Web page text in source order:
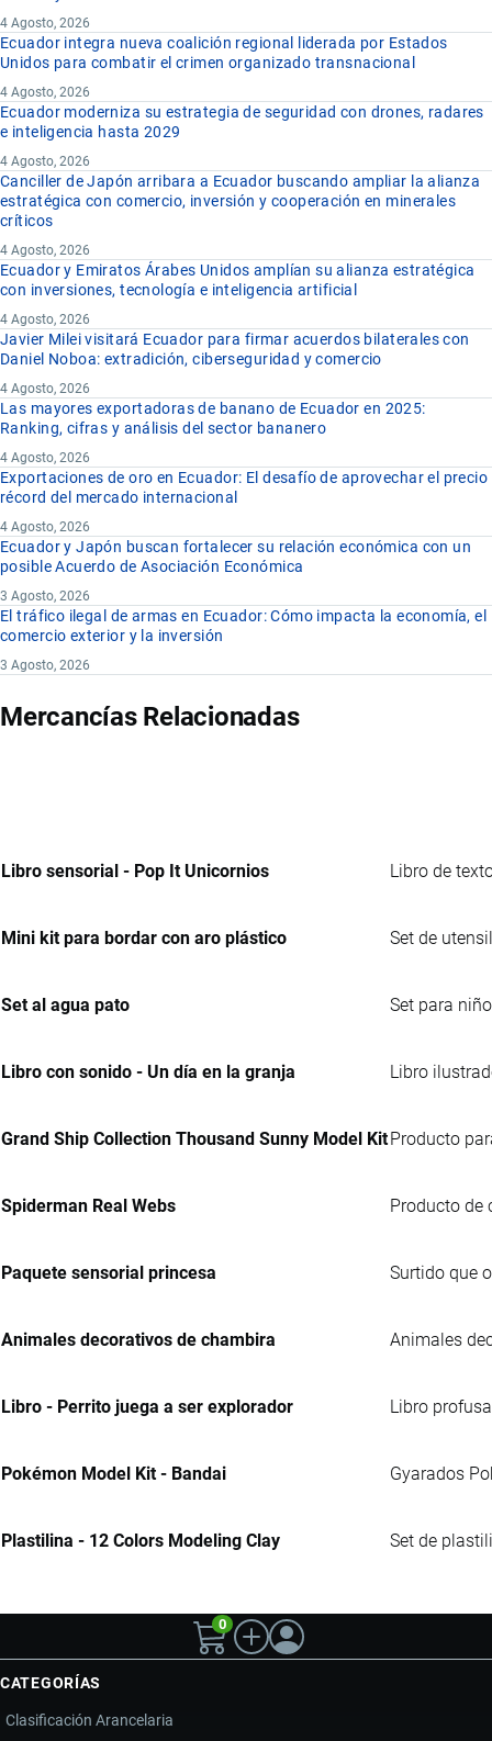
4 Agosto, 2026
Ecuador integra nueva coalición regional liderada por Estados
Unidos para combatir el crimen organizado transnacional
4 Agosto, 2026
Ecuador moderniza su estrategia de seguridad con drones, radares
e inteligencia hasta 2029
4 Agosto, 2026
Canciller de Japón arribara a Ecuador buscando ampliar la alianza
estratégica con comercio, inversión y cooperación en minerales
críticos
4 Agosto, 2026
Ecuador y Emiratos Árabes Unidos amplían su alianza estratégica
con inversiones, tecnología e inteligencia artificial
4 Agosto, 2026
Javier Milei visitará Ecuador para firmar acuerdos bilaterales con
Daniel Noboa: extradición, ciberseguridad y comercio
4 Agosto, 2026
Las mayores exportadoras de banano de Ecuador en 2025:
Ranking, cifras y análisis del sector bananero
4 Agosto, 2026
Exportaciones de oro en Ecuador: El desafío de aprovechar el precio
récord del mercado internacional
4 Agosto, 2026
Ecuador y Japón buscan fortalecer su relación económica con un
posible Acuerdo de Asociación Económica
3 Agosto, 2026
El tráfico ilegal de armas en Ecuador: Cómo impacta la economía, el
comercio exterior y la inversión
3 Agosto, 2026
Mercancías Relacionadas
Libro sensorial - Pop It Unicornios Libro de
Mini kit para bordar con aro plástico Set de
Set al agua pato Set para
Libro con sonido - Un día en la granja Libro
Grand Ship Collection Thousand Sunny Model Kit Producto
Spiderman Real Webs Producto de
Paquete sensorial princesa Surtido que
Animales decorativos de chambira Animales
Libro - Perrito juega a ser explorador Libro
Pokémon Model Kit - Bandai Gyarados
Plastilina - 12 Colors Modeling Clay Set de
0
CATEGORÍAS
Clasificación Arancelaria